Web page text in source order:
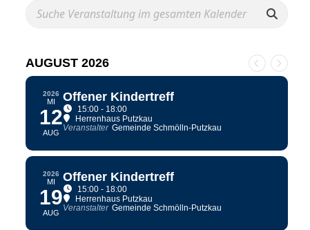
AUGUST 2026
2026
MI
12
AUG
Offener Kindertreff
15:00 - 18:00
Herrenhaus Putzkau
Veranstalter Gemeinde Schmölln-Putzkau
2026
MI
19
AUG
Offener Kindertreff
15:00 - 18:00
Herrenhaus Putzkau
Veranstalter Gemeinde Schmölln-Putzkau